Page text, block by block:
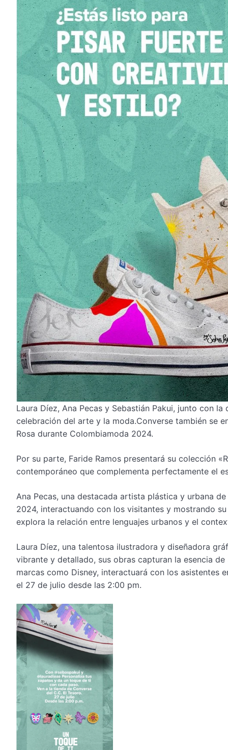
Laura Díez, Ana Pecas y Sebastián Pakui, junto con
celebración del arte y la moda.Converse también se
Rosa durante Colombiamoda 2024.
Por su parte, Faride Ramos presentará su colección
contemporáneo que complementa perfectamente el
Ana Pecas, una destacada artista plástica y urbana
2024, interactuando con los visitantes y mostrando
explora la relación entre lenguajes urbanos y el
Laura Díez, una talentosa ilustradora y diseñadora
vibrante y detallado, sus obras capturan la esencia
marcas como Disney, interactuará con los asistentes
el 27 de julio desde las 2:00 pm.